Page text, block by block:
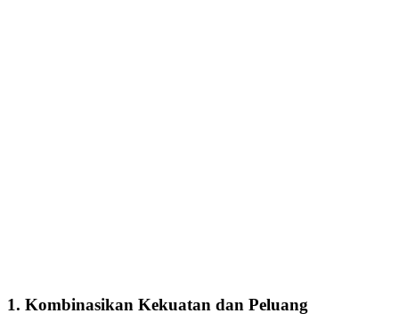
1. Kombinasikan Kekuatan dan Peluang